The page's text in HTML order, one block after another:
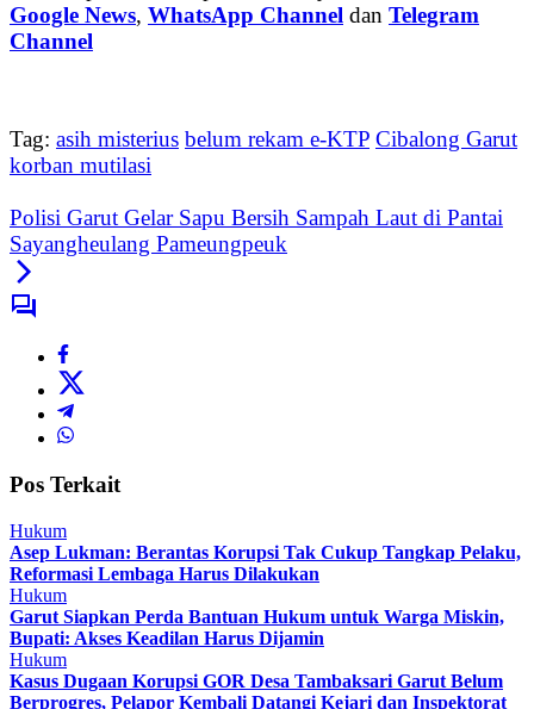
Google News, WhatsApp Channel dan Telegram
Channel
Tag: asih misterius belum rekam e-KTP Cibalong Garut
korban mutilasi
Polisi Garut Gelar Sapu Bersih Sampah Laut di Pantai
Sayangheulang Pameungpeuk
Pos Terkait
Hukum
Asep Lukman: Berantas Korupsi Tak Cukup Tangkap Pelaku,
Reformasi Lembaga Harus Dilakukan
Hukum
Garut Siapkan Perda Bantuan Hukum untuk Warga Miskin,
Bupati: Akses Keadilan Harus Dijamin
Hukum
Kasus Dugaan Korupsi GOR Desa Tambaksari Garut Belum
Berprogres, Pelapor Kembali Datangi Kejari dan Inspektorat